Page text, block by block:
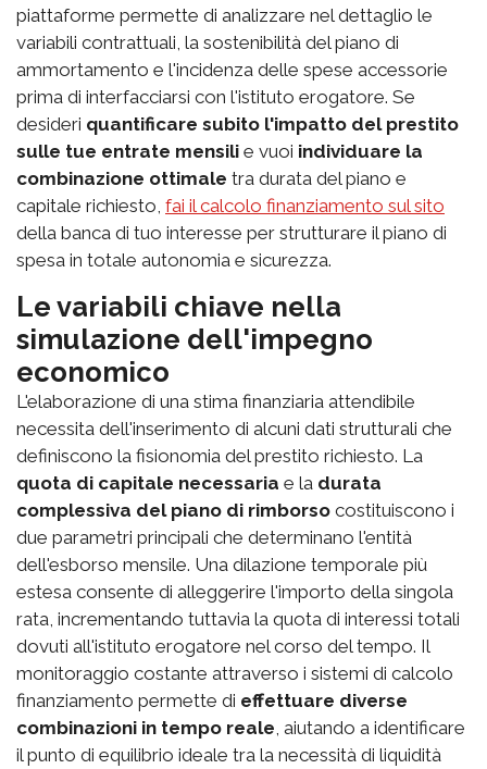
piattaforme permette di analizzare nel dettaglio le
variabili contrattuali, la sostenibilità del piano di
ammortamento e l'incidenza delle spese accessorie
prima di interfacciarsi con l'istituto erogatore. Se
desideri quantificare subito l'impatto del prestito
sulle tue entrate mensili e vuoi individuare la
combinazione ottimale tra durata del piano e
capitale richiesto, fai il calcolo finanziamento sul sito
della banca di tuo interesse per strutturare il piano di
spesa in totale autonomia e sicurezza.
Le variabili chiave nella
simulazione dell'impegno
economico
L'elaborazione di una stima finanziaria attendibile
necessita dell'inserimento di alcuni dati strutturali che
definiscono la fisionomia del prestito richiesto. La
quota di capitale necessaria e la durata
complessiva del piano di rimborso costituiscono i
due parametri principali che determinano l'entità
dell'esborso mensile. Una dilazione temporale più
estesa consente di alleggerire l'importo della singola
rata, incrementando tuttavia la quota di interessi totali
dovuti all'istituto erogatore nel corso del tempo. Il
monitoraggio costante attraverso i sistemi di calcolo
finanziamento permette di effettuare diverse
combinazioni in tempo reale , aiutando a identificare
il punto di equilibrio ideale tra la necessità di liquidità